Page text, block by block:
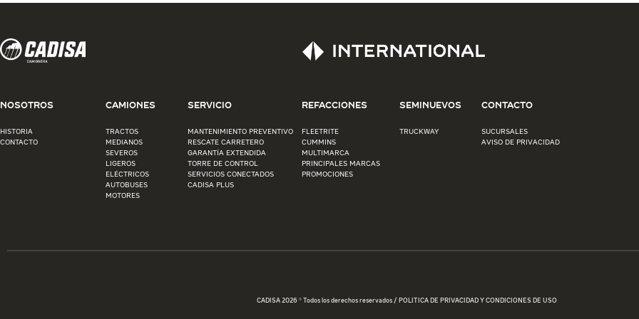
NOSOTROS
HISTORIA
CONTACTO
CAMIONES
TRACTOS
MEDIANOS
SEVEROS
LIGEROS
ELÉCTRICOS
AUTOBUSES
MOTORES
SERVICIO
MANTENIMIENTO PREVENTIVO
RESCATE CARRETERO
GARANTÍA EXTENDIDA
TORRE DE CONTROL
SERVICIOS CONECTADOS
CADISA PLUS
REFACCIONES
FLEETRITE
CUMMINS
MULTIMARCA
PRINCIPALES MARCAS
PROMOCIONES
SEMINUEVOS
TRUCKWAY
CONTACTO
SUCURSALES
AVISO DE PRIVACIDAD
CADISA 2026 © Todos los derechos reservados / POLITICA DE PRIVACIDAD Y CONDICIONES DE USO